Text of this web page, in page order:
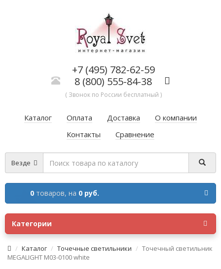
+7 (495) 782-62-59
8 (800) 555-84-38
( Звонок по России бесплатный )
Каталог Оплата Доставка
О компании
Контакты
Сравнение
Везде
0 товаров, на 0 руб.
Категории
Каталог Точечные светильники
Точечный светильник
MEGALIGHT M03-0100 white